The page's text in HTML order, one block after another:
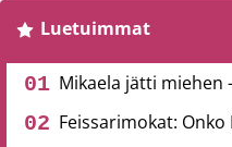
Luetuimmat
Mikaela jätti miehen
Feissarimokat: Onko